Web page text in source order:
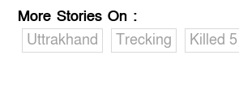
More Stories On :
Uttrakhand
Trecking Killed